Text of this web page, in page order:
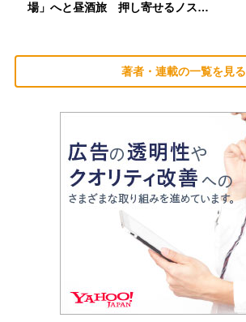
場」へと昼酒旅 押し寄せるノス…
著者・連載の一覧を見る